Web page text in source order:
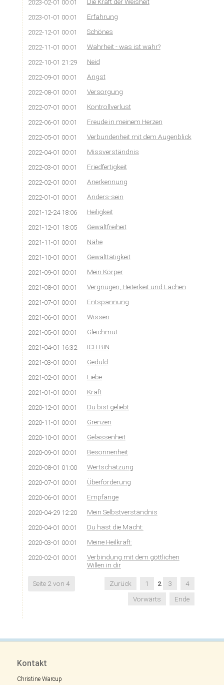
2023-02-01 00:01
2023-01-01 00:01 Erfahrung
2022-12-01 00:01 Schönes
2022-11-01 00:01 Wahrheit - was ist wahr?
2022-10-01 21:29 Neid
2022-09-01 00:01 Angst
2022-08-01 00:01 Versorgung
2022-07-01 00:01 Kontrollverlust
2022-06-01 00:01 Freude in meinem Herzen
2022-05-01 00:01 Verbundenheit mit dem Augenblick
2022-04-01 00:01 Missverständnis
2022-03-01 00:01 Friedfertigkeit
2022-02-01 00:01 Anerkennung
2022-01-01 00:01 Anders-sein
2021-12-24 18:06 Heiligkeit
2021-12-01 18:05 Gewaltfreiheit
2021-11-01 00:01 Nähe
2021-10-01 00:01 Gewalttätigkeit
2021-09-01 00:01 Mein Körper
2021-08-01 00:01 Vergnügen, Heiterkeit und Lachen
2021-07-01 00:01 Entspannung
2021-06-01 00:01 Wissen
2021-05-01 00:01 Gleichmut
2021-04-01 16:32 ICH BIN
2021-03-01 00:01 Geduld
2021-02-01 00:01 Liebe
2021-01-01 00:01 Kraft
2020-12-01 00:01 Du bist geliebt
2020-11-01 00:01 Grenzen
2020-10-01 00:01 Gelassenheit
2020-09-01 00:01 Besonnenheit
2020-08-01 01:00 Wertschätzung
2020-07-01 00:01 Überforderung
2020-06-01 00:01 Empfange
2020-04-29 12:20 Mein Selbstverständnis
2020-04-01 00:01 Du hast die Macht:
2020-03-01 00:01 Meine Heilkraft:
2020-02-01 00:01
Verbindung mit dem göttlichen
Willen in dir
Seite 2 von 4 Zurück 1 2 3
4
Vorwärts
Ende
Kontakt
Christine Warcup